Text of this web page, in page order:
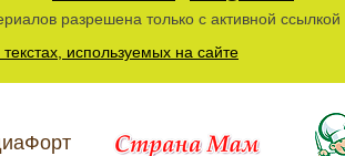
разрешена только с активной ссылкой
используемых на сайте